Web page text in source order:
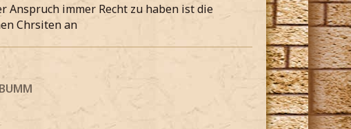
Anspruch immer Recht zu haben ist die
Chrsiten an